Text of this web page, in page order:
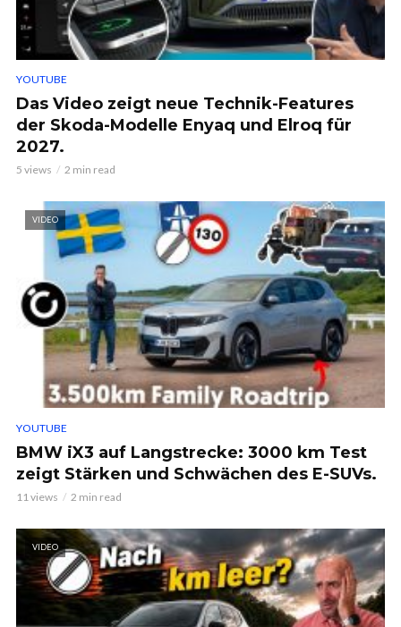
YOUTUBE
Das Video zeigt neue Technik-Features
der Skoda-Modelle Enyaq und Elroq für
2027.
5 views 2 min read
VIDEO
YOUTUBE
BMW iX3 auf Langstrecke: 3000 km Test
zeigt Stärken und Schwächen des E-SUVs.
11 views 2 min read
VIDEO